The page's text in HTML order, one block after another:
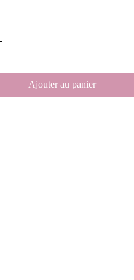
Ajouter au panier